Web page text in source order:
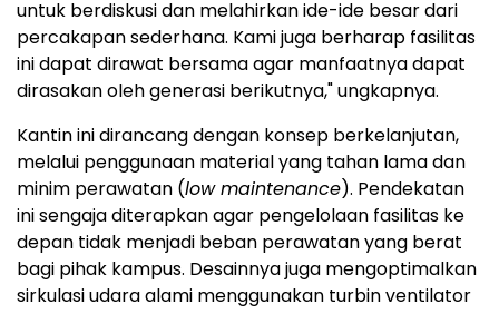
untuk berdiskusi dan melahirkan ide-ide besar dari
percakapan sederhana. Kami juga berharap fasilitas
ini dapat dirawat bersama agar manfaatnya dapat
dirasakan oleh generasi berikutnya," ungkapnya.
Kantin ini dirancang dengan konsep berkelanjutan,
melalui penggunaan material yang tahan lama dan
minim perawatan (low maintenance). Pendekatan
ini sengaja diterapkan agar pengelolaan fasilitas ke
depan tidak menjadi beban perawatan yang berat
bagi pihak kampus. Desainnya juga mengoptimalkan
sirkulasi udara alami menggunakan turbin ventilator